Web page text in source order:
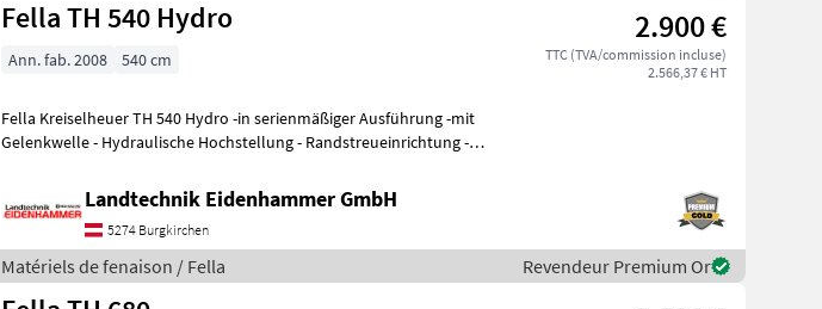
Fella TH 540 Hydro 2.900 €
TTC (TVA/commission incluse)
2.566,37 € HT
Ann. fab. 2008 540 cm
Fella Kreiselheuer TH 540 Hydro -in serienmäßiger Ausführung -mit
Gelenkwelle - Hydraulische Hochstellung - Randstreueinrichtung -
Landtechnik Eidenhammer GmbH
5274 Burgkirchen
Matériels de fenaison / Fella Revendeur Premium Or